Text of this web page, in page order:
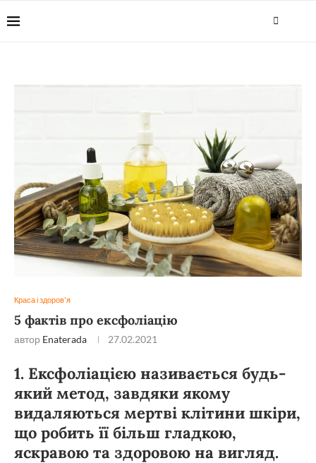
Краса і здоров'я
5 фактів про ексфоліацію
автор Enaterada 27.02.2021
1. Ексфоліацією називається будь-
який метод, завдяки якому
видаляються мертві клітини шкіри,
що робить її більш гладкою,
яскравою та здоровою на вигляд.